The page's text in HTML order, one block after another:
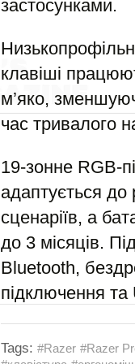
застосунками.
клавіші
м’яко,
час тривалого
19-зонне RGB-
адаптується до
сценаріїв, а
до 3 місяців.
Bluetooth,
підключення та
Tags: #Razer #Razer